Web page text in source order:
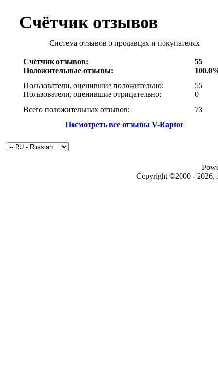
Счётчик отзывов
Система отзывов о продавцах и покупателях
Счётчик отзывов:
Положительные отзывы:
55
Пользователи, оценившие положительно:
Пользователи, оценившие отрицательно:
55
0
Всего положительных отзывов:
73
Посмотреть все отзывы V-Raptor
Copyright ©2000 - 2026,